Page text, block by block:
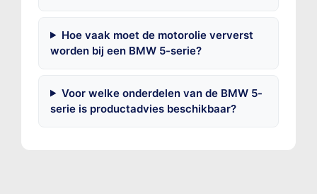
Hoe vaak moet de motorolie ververst
worden bij een BMW 5-serie?
Voor welke onderdelen van de BMW 5-
serie is productadvies beschikbaar?